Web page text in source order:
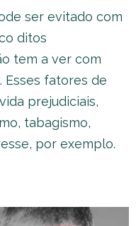
ser evitado com
ditos
tem a ver com
fatores de
prejudiciais,
tabagismo,
por exemplo.